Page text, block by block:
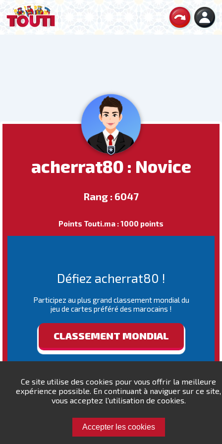
Ce site utilise des cookies pour vous offrir la meilleure
expérience possible. En continuant à naviguer sur ce site,
vous acceptez l'utilisation de cookies.
Accepter les cookies
acherrat80 : Novice
Rang : 6047
Points Touti.ma : 1000 points
Défiez acherrat80 !
Participez au plus grand classement mondial du
jeu de cartes préféré des marocains !
CLASSEMENT MONDIAL